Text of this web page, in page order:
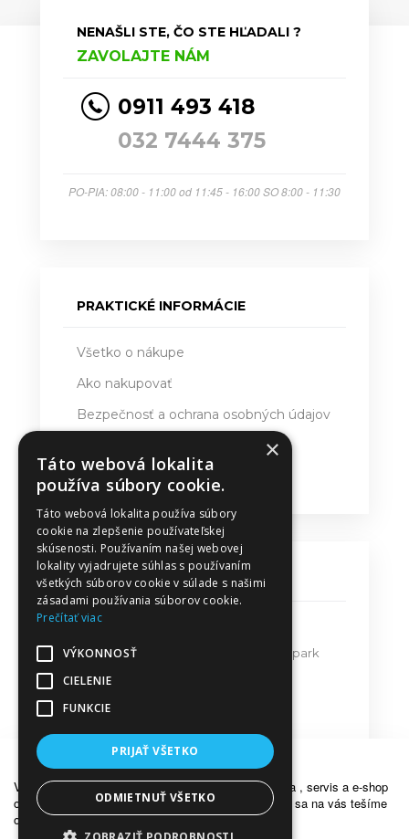
NENAŠLI STE, ČO STE HĽADALI ?
ZAVOLAJTE NÁM
0911 493 418
032 7444 375
PO-PIA: 08:00 - 11:00 od 11:45 - 16:00 SO 8:00 - 11:30
PRAKTICKÉ INFORMÁCIE
Všetko o nákupe
Ako nakupovať
Bezpečnosť a ochrana osobných údajov
Obchodné podmienky
KONTAKT
Bratislavská ulica 579, Priemyselný park
911 05 Trenčín
mpt@mpt.sk
dakr@mpt.sk
OZNÁMENIE
Vážení zákazníci, z dôvodu dovolenky bude predajňa , servis a e-shop
od 18.7.2026 do 26.7.2026 ZATVORENÝ . Opätovne sa na vás tešíme
od pondelka 27.7.2026. Ďakujeme za porozumenie .
×
Táto webová lokalita
používa súbory cookie.
Táto webová lokalita používa súbory
cookie na zlepšenie používateľskej
skúsenosti. Používaním našej webovej
lokality vyjadrujete súhlas s používaním
všetkých súborov cookie v súlade s našimi
zásadami používania súborov cookie.
Prečítať viac
VÝKONNOSŤ
CIELENIE
FUNKCIE
PRIJAŤ VŠETKO
ODMIETNUŤ VŠETKO